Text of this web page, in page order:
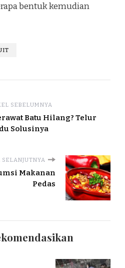
bentuk kemudian
SEBELUMNYA
Batu Hilang? Telur
Solusinya
Makanan
Pedas